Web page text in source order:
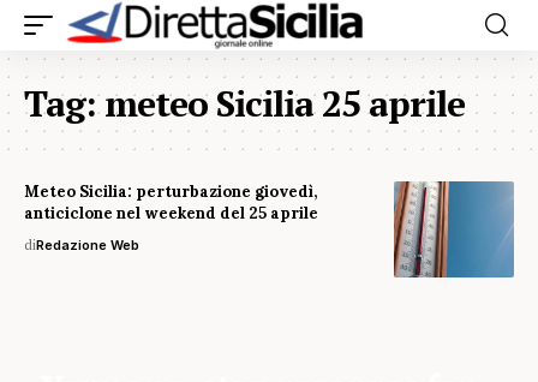
Tag:meteo Sicilia 25 aprile
Meteo Sicilia: perturbazione giovedì,
anticiclone nel weekend del 25 aprile
diRedazione Web